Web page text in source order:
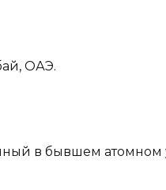
ОАЭ.
в бывшем